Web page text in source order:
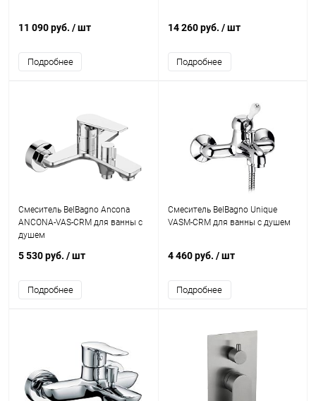
11 090 руб. / шт
Подробнее
14 260 руб. / шт
Подробнее
Смеситель BelBagno Ancona
ANCONA-VAS-CRM для ванны с
душем
5 530 руб. / шт
Подробнее
Смеситель BelBagno Unique
VASM-CRM для ванны с душем
4 460 руб. / шт
Подробнее